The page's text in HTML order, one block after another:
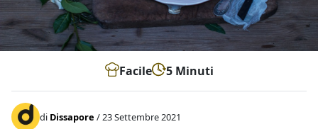
Facile 5 Minuti
di Dissapore / 23 Settembre 2021